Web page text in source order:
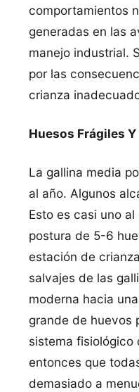
comportamientos
generadas en las
manejo industrial.
por las
crianza
Huesos Frágiles
La gallina media
al año. Algunos
Esto es casi uno
postura de 5-6
estación de
salvajes de las
moderna hacia
grande de huevos
sistema fisiológico
entonces que
demasiado a